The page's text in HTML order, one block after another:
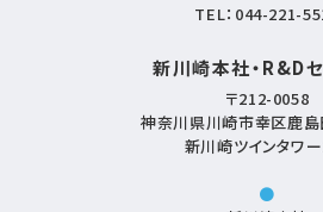
TEL： 044-221-
新川崎本社・R&D
〒212-0058
神奈川県川崎市幸区鹿
新川崎ツインタワ
●